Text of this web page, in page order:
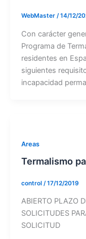
WebMaster /14/12/
Con carácter
Programa de
residentes en
siguientes
incapacidad
Areas
Termalismo
control /17/12/2019
ABIERTO PLAZO
SOLICITUDES
SOLICITUD